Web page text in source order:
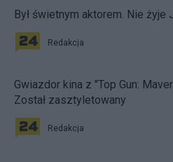
Był świetnym aktorem. Nie żyje
Redakcja
Gwiazdor kina z "Top Gun:
Został zasztyletowany
Redakcja